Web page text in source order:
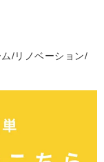
/リノベーション/